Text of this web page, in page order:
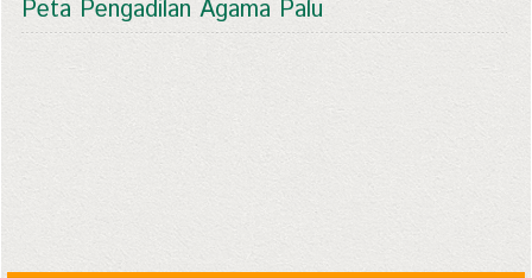
Peta Pengadilan Agama Palu